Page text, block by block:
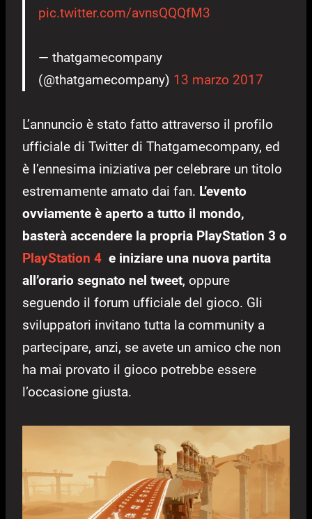
pic.twitter.com/avnsQQQfM3
— thatgamecompany
(@thatgamecompany) 13 marzo 2017
L’annuncio è stato fatto attraverso il profilo
ufficiale di Twitter di Thatgamecompany, ed
è l’ennesima iniziativa per celebrare un titolo
estremamente amato dai fan. L’evento
ovviamente è aperto a tutto il mondo,
basterà accendere la propria PlayStation 3 o
PlayStation 4 e iniziare una nuova partita
all’orario segnato nel tweet, oppure
seguendo il forum ufficiale del gioco. Gli
sviluppatori invitano tutta la community a
partecipare, anzi, se avete un amico che non
ha mai provato il gioco potrebbe essere
l’occasione giusta.